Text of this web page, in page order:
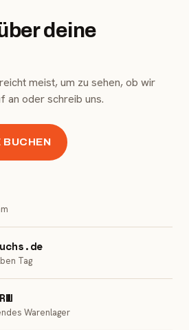
deine
meist, um zu sehen, ob wir
an oder schreib uns.
BUCHEN
Tag
Warenlager